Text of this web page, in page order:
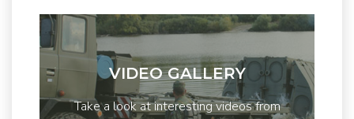
VIDEO GALLERY
Take a look at interesting videos from